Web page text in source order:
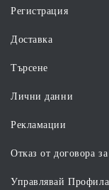
Регистрация
Доставка
Търсене
Лични данни
Рекламации
Отказ от договора
Управлявай